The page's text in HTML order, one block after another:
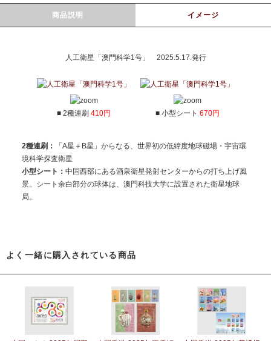
商品説明 イメージ
人工衛星「澳門科学1号」 2025.5.17.発行
■ 2種連刷 410円 ■ 小型シート 670円
2種連刷：
「A星＋B星」からなる、世界初の低緯度地球磁場・宇宙環
境科学探査衛星
小型シート： 中国西部にある酒泉衛星発射センターからの打ち上げ風
景。シート余白部分の球体は、澳門科技大学に設置された衛星地球
局。
よく一緒に購入されている商品